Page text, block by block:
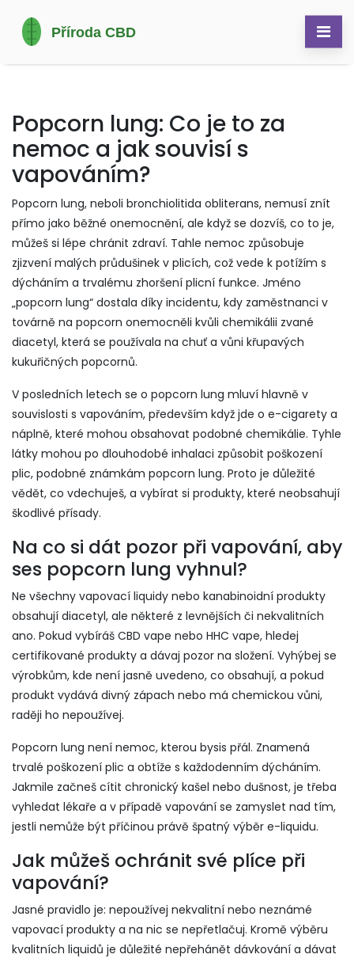
Popcorn lung: Co je to za
nemoc a jak souvisí s
vapováním?
Popcorn lung, neboli bronchiolitida obliterans, nemusí znít
přímo jako běžné onemocnění, ale když se dozvíš, co to je,
můžeš si lépe chránit zdraví. Tahle nemoc způsobuje
zjizvení malých průdušinek v plicích, což vede k potížím s
dýcháním a trvalému zhoršení plicní funkce. Jméno
„popcorn lung“ dostala díky incidentu, kdy zaměstnanci v
továrně na popcorn onemocněli kvůli chemikálii zvané
diacetyl, která se používala na chuť a vůni křupavých
kukuřičných popcornů.
V posledních letech se o popcorn lung mluví hlavně v
souvislosti s vapováním, především když jde o e-cigarety a
náplně, které mohou obsahovat podobné chemikálie. Tyhle
látky mohou po dlouhodobé inhalaci způsobit poškození
plic, podobné známkám popcorn lung. Proto je důležité
vědět, co vdechuješ, a vybírat si produkty, které neobsahují
škodlivé přísady.
Na co si dát pozor při vapování, aby
ses popcorn lung vyhnul?
Ne všechny vapovací liquidy nebo kanabinoidní produkty
obsahují diacetyl, ale některé z levnějších či nekvalitních
ano. Pokud vybíráš CBD vape nebo HHC vape, hledej
certifikované produkty a dávaj pozor na složení. Vyhýbej se
výrobkům, kde není jasně uvedeno, co obsahují, a pokud
produkt vydává divný zápach nebo má chemickou vůni,
raději ho nepoužívej.
Popcorn lung není nemoc, kterou bysis přál. Znamená
trvalé poškození plic a obtíže s každodenním dýcháním.
Jakmile začneš cítit chronický kašel nebo dušnost, je třeba
vyhledat lékaře a v případě vapování se zamyslet nad tím,
jestli nemůže být příčinou právě špatný výběr e-liquidu.
Jak můžeš ochránit své plíce při
vapování?
Jasné pravidlo je: nepoužívej nekvalitní nebo neznámé
vapovací produkty a na nic se nepřetlačuj. Kromě výběru
kvalitních liquidů je důležité nepřehánět dávkování a dávat